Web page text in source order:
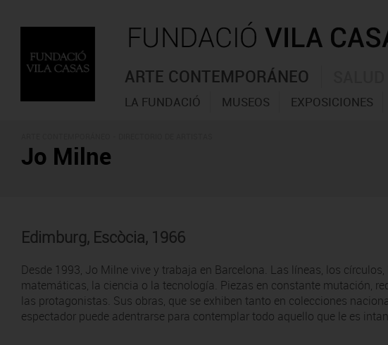
ARTE CONTEMPORÁNEO
LA FUNDACIÓ MUSEOS EXPOSICIONES
Jo Milne
Edimburg, Escòcia, 1966
Desde 1993, Jo Milne vive y trabaja en Barcelona. Las líneas, los
matemáticas, la ciencia o la tecnología. Piezas en constante mutación,
las protagonistas. Sus obras, que se exhiben tanto en colecciones
espectador puede adentrarse para contemplar todo aquello que le es